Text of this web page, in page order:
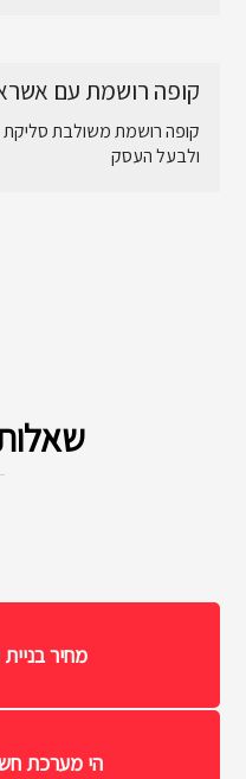
קופה רושמת עם
קופה רושמת משולבת
ולבעל העסק
מחיר
הי מערכת